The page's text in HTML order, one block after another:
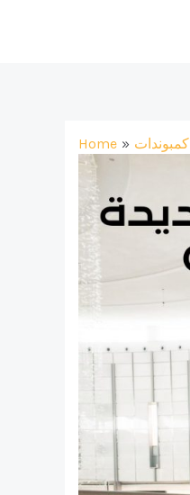
Home كمبوندات